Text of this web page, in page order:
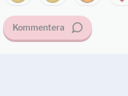
Kommentera